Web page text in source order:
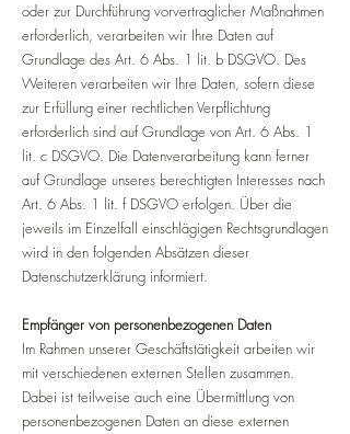
oder zur Durchführung vorvertraglicher Maßnahmen
erforderlich, verarbeiten wir Ihre Daten auf
Grundlage des Art. 6 Abs. 1 lit. b DSGVO. Des
Weiteren verarbeiten wir Ihre Daten, sofern diese
zur Erfüllung einer rechtlichen Verpflichtung
erforderlich sind auf Grundlage von Art. 6 Abs. 1
lit. c DSGVO. Die Datenverarbeitung kann ferner
auf Grundlage unseres berechtigten Interesses nach
Art. 6 Abs. 1 lit. f DSGVO erfolgen. Über die
jeweils im Einzelfall einschlägigen Rechtsgrundlagen
wird in den folgenden Absätzen dieser
Datenschutzerklärung informiert.
Empfänger von personenbezogenen Daten
Im Rahmen unserer Geschäftstätigkeit arbeiten wir
mit verschiedenen externen Stellen zusammen.
Dabei ist teilweise auch eine Übermittlung von
personenbezogenen Daten an diese externen